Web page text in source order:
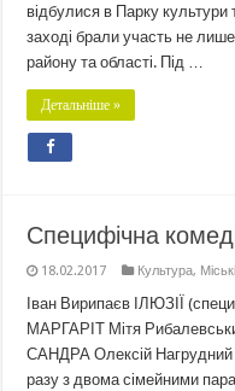
відбулися в Парку
заході брали участь не лише
району та області. Під …
Детальніше »
Специфічна
18.02.2017 Культура,
Іван Вирипаєв ІЛЮЗІЇ
МАРГАРІТ Мітя
САНДРА Олексій Нагрудний
разу з двома сімейними